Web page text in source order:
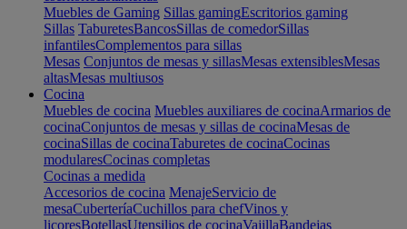
Muebles de Gaming Sillas gamingEscritorios gaming
Sillas TaburetesBancosSillas de comedorSillas
infantilesComplementos para sillas
Mesas Conjuntos de mesas y sillasMesas extensiblesMesas
altasMesas multiusos
Cocina
Muebles de cocina Muebles auxiliares de cocinaArmarios de
cocinaConjuntos de mesas y sillas de cocinaMesas de
cocinaSillas de cocinaTaburetes de cocinaCocinas
modularesCocinas completas
Cocinas a medida
Accesorios de cocina MenajeServicio de
mesaCuberteríaCuchillos para chefVinos y
licoresBotellasUtensilios de cocinaVajillaBandejas